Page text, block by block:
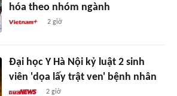
hóa theo nhóm ngành
2 giờ
Đại học Y Hà Nội kỷ luật 2 sinh
viên 'dọa lấy trật ven' bệnh nhân
2 giờ